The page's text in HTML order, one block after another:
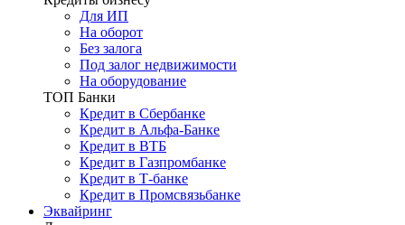
Для ИП
На оборот
Без залога
Под залог недвижимости
На оборудование
ТОП Банки
Кредит в Сбербанке
Кредит в Альфа-Банке
Кредит в ВТБ
Кредит в Газпромбанке
Кредит в Т-банке
Кредит в Промсвязьбанке
Эквайринг